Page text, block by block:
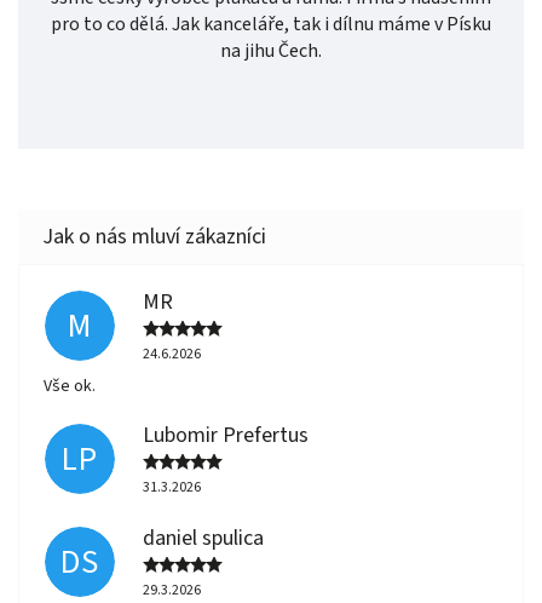
pro to co dělá. Jak kanceláře, tak i dílnu máme v Písku
na jihu Čech.
M
MR
24.6.2026
Vše ok.
LP
Lubomir Prefertus
31.3.2026
DS
daniel spulica
29.3.2026